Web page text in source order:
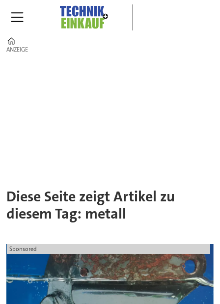
ANZEIGE
ANZEIGE
Diese Seite zeigt Artikel zu
diesem Tag: metall
Sponsored